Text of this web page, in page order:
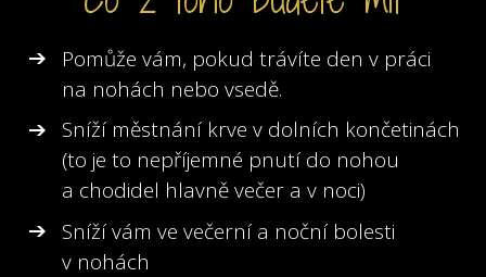
Pomůže vám, pokud trávíte den v práci
na nohách nebo vsedě.
Sníží městnání krve v dolních končetinách
(to je to nepříjemné pnutí do nohou
a chodidel hlavně večer a v noci)
Sníží vám ve večerní a noční bolesti
v nohách